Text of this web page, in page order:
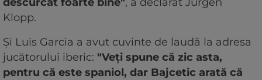
Klopp.
Și Luis Garcia a avut cuvinte de laudă la adresa
jucătorului iberic: "Veți spune că zic asta,
pentru că este spaniol, dar Bajcetic arată că